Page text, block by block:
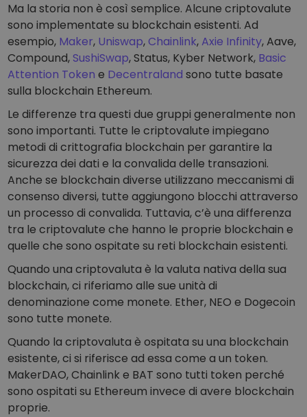
Ma la storia non è così semplice. Alcune criptovalute
sono implementate su blockchain esistenti. Ad
esempio, Maker, Uniswap,Chainlink,Axie Infinity, Aave,
Compound, SushiSwap, Status, Kyber Network, Basic
Attention Token e Decentraland sono tutte basate
sulla blockchain Ethereum.
Le differenze tra questi due gruppi generalmente non
sono importanti. Tutte le criptovalute impiegano
metodi di crittografia blockchain per garantire la
sicurezza dei dati e la convalida delle transazioni.
Anche se blockchain diverse utilizzano meccanismi di
consenso diversi, tutte aggiungono blocchi attraverso
un processo di convalida. Tuttavia, c’è una differenza
tra le criptovalute che hanno le proprie blockchain e
quelle che sono ospitate su reti blockchain esistenti.
Quando una criptovaluta è la valuta nativa della sua
blockchain, ci riferiamo alle sue unità di
denominazione come monete. Ether, NEO e Dogecoin
sono tutte monete.
Quando la criptovaluta è ospitata su una blockchain
esistente, ci si riferisce ad essa come a un token.
MakerDAO, Chainlink e BAT sono tutti token perché
sono ospitati su Ethereum invece di avere blockchain
proprie.